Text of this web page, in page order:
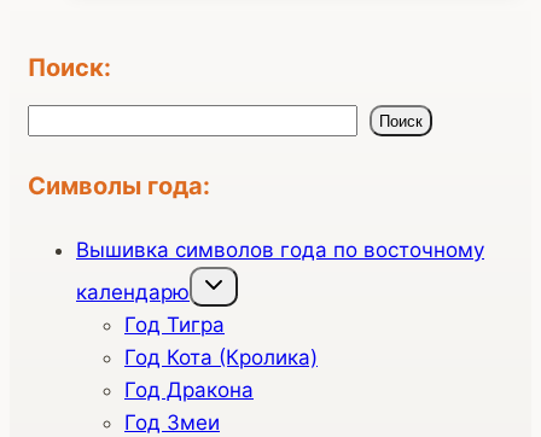
Поиск:
Поиск
Символы года:
Вышивка символов года по восточному
календарю
Переключить
дочернее
Год Тигра
Год Кота (Кролика)
Год Дракона
Год Змеи